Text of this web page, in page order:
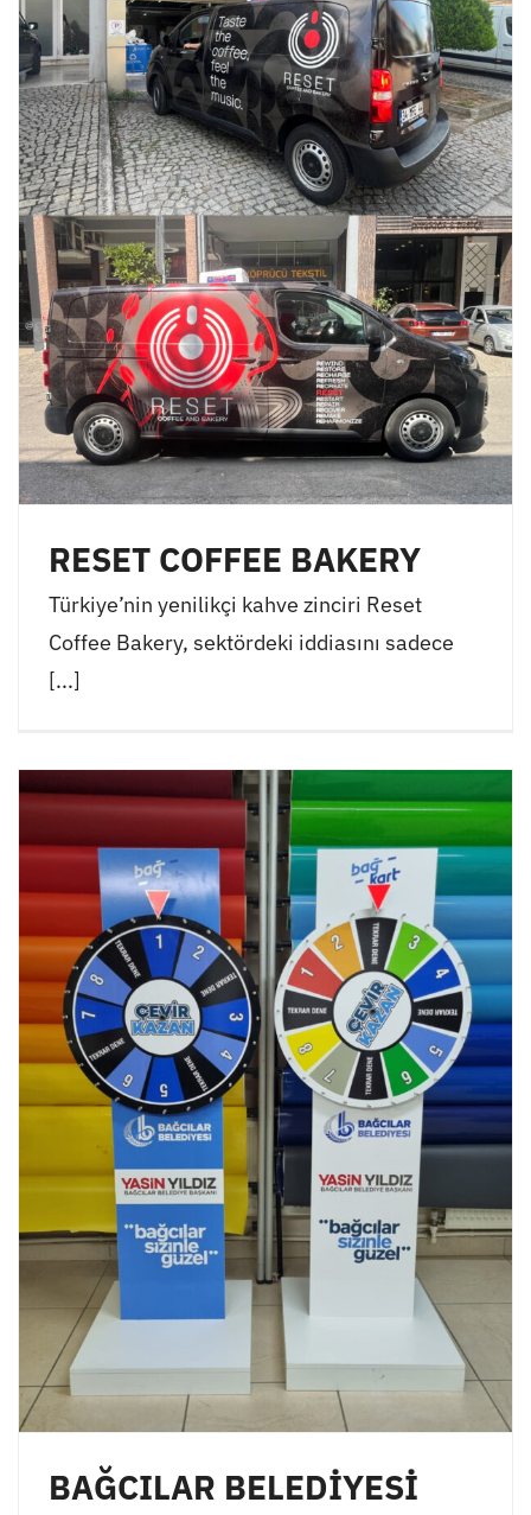
RESET COFFEE BAKERY
Türkiye’nin yenilikçi kahve zinciri Reset
Coffee Bakery, sektördeki iddiasını sadece
[...]
BAĞCILAR BELEDİYESİ